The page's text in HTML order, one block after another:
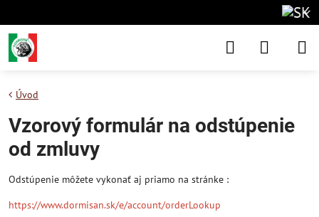
Úvod
Vzorový formulár na odstúpenie
od zmluvy
Odstúpenie môžete vykonať aj priamo na stránke :
https://www.dormisan.sk/e/account/orderLookup